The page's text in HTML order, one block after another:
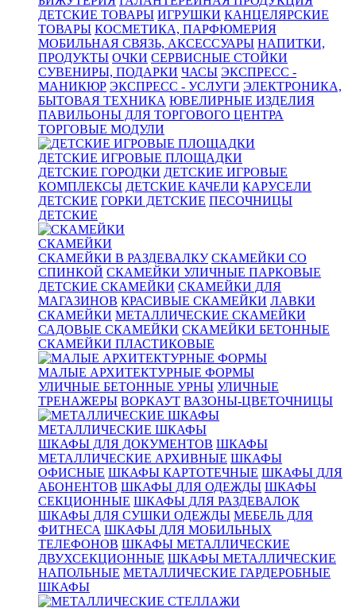
ДЕТСКИЕ ТОВАРЫ ИГРУШКИ КАНЦЕЛЯРСКИЕ
ТОВАРЫ КОСМЕТИКА, ПАРФЮМЕРИЯ
МОБИЛЬНАЯ СВЯЗЬ, АКСЕССУАРЫ НАПИТКИ,
ПРОДУКТЫ ОЧКИ СЕРВИСНЫЕ СТОЙКИ
СУВЕНИРЫ, ПОДАРКИ ЧАСЫ ЭКСПРЕСС -
МАНИКЮР ЭКСПРЕСС - УСЛУГИ ЭЛЕКТРОНИКА,
БЫТОВАЯ ТЕХНИКА ЮВЕЛИРНЫЕ ИЗДЕЛИЯ
ПАВИЛЬОНЫ ДЛЯ ТОРГОВОГО ЦЕНТРА
ТОРГОВЫЕ МОДУЛИ
ДЕТСКИЕ ИГРОВЫЕ ПЛОЩАДКИ
ДЕТСКИЕ ГОРОДКИ ДЕТСКИЕ ИГРОВЫЕ
КОМПЛЕКСЫ ДЕТСКИЕ КАЧЕЛИ КАРУСЕЛИ
ДЕТСКИЕ ГОРКИ ДЕТСКИЕ ПЕСОЧНИЦЫ
ДЕТСКИЕ
СКАМЕЙКИ
СКАМЕЙКИ В РАЗДЕВАЛКУ СКАМЕЙКИ СО
СПИНКОЙ СКАМЕЙКИ УЛИЧНЫЕ ПАРКОВЫЕ
ДЕТСКИЕ СКАМЕЙКИ СКАМЕЙКИ ДЛЯ
МАГАЗИНОВ КРАСИВЫЕ СКАМЕЙКИ ЛАВКИ
СКАМЕЙКИ МЕТАЛЛИЧЕСКИЕ СКАМЕЙКИ
САДОВЫЕ СКАМЕЙКИ СКАМЕЙКИ БЕТОННЫЕ
СКАМЕЙКИ ПЛАСТИКОВЫЕ
МАЛЫЕ АРХИТЕКТУРНЫЕ ФОРМЫ
УЛИЧНЫЕ БЕТОННЫЕ УРНЫ УЛИЧНЫЕ
ТРЕНАЖЕРЫ ВОРКАУТ ВАЗОНЫ-ЦВЕТОЧНИЦЫ
МЕТАЛЛИЧЕСКИЕ ШКАФЫ
ШКАФЫ ДЛЯ ДОКУМЕНТОВ ШКАФЫ
МЕТАЛЛИЧЕСКИЕ АРХИВНЫЕ ШКАФЫ
ОФИСНЫЕ ШКАФЫ КАРТОТЕЧНЫЕ ШКАФЫ ДЛЯ
АБОНЕНТОВ ШКАФЫ ДЛЯ ОДЕЖДЫ ШКАФЫ
СЕКЦИОННЫЕ ШКАФЫ ДЛЯ РАЗДЕВАЛОК
ШКАФЫ ДЛЯ СУШКИ ОДЕЖДЫ МЕБЕЛЬ ДЛЯ
ФИТНЕСА ШКАФЫ ДЛЯ МОБИЛЬНЫХ
ТЕЛЕФОНОВ ШКАФЫ МЕТАЛЛИЧЕСКИЕ
ДВУХСЕКЦИОННЫЕ ШКАФЫ МЕТАЛЛИЧЕСКИЕ
НАПОЛЬНЫЕ МЕТАЛЛИЧЕСКИЕ ГАРДЕРОБНЫЕ
ШКАФЫ